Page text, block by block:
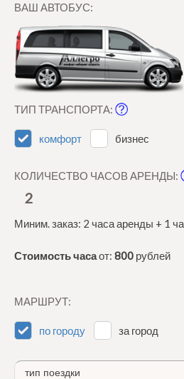
ВАШ АВТОБУС:
ТИП ТРАНСПОРТА:
комфорт бизнес
КОЛИЧЕСТВО ЧАСОВ АРЕНДЫ:
2
Миним. заказ: 2 часа аренды + 1
Стоимость часаот: 800 рублей
МАРШРУТ:
по городу за город